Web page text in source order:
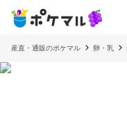
産直・通販のポケマル 卵・乳